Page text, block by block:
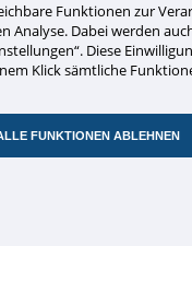
Funktionen zur
Analyse. Dabei werden
Diese
Klick sämtliche
FUNKTIONEN ABLEHNEN